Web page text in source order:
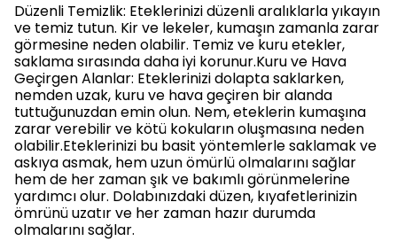
Düzenli Temizlik: Eteklerinizi düzenli aralıklarla yıkayın
ve temiz tutun. Kir ve lekeler, kumaşın zamanla zarar
görmesine neden olabilir. Temiz ve kuru etekler,
saklama sırasında daha iyi korunur.Kuru ve Hava
Geçirgen Alanlar: Eteklerinizi dolapta saklarken,
nemden uzak, kuru ve hava geçiren bir alanda
tuttuğunuzdan emin olun. Nem, eteklerin kumaşına
zarar verebilir ve kötü kokuların oluşmasına neden
olabilir.Eteklerinizi bu basit yöntemlerle saklamak ve
askıya asmak, hem uzun ömürlü olmalarını sağlar
hem de her zaman şık ve bakımlı görünmelerine
yardımcı olur. Dolabınızdaki düzen, kıyafetlerinizin
ömrünü uzatır ve her zaman hazır durumda
olmalarını sağlar.